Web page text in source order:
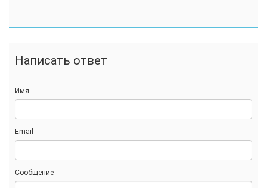
Написать ответ
Имя
Email
Сообщение